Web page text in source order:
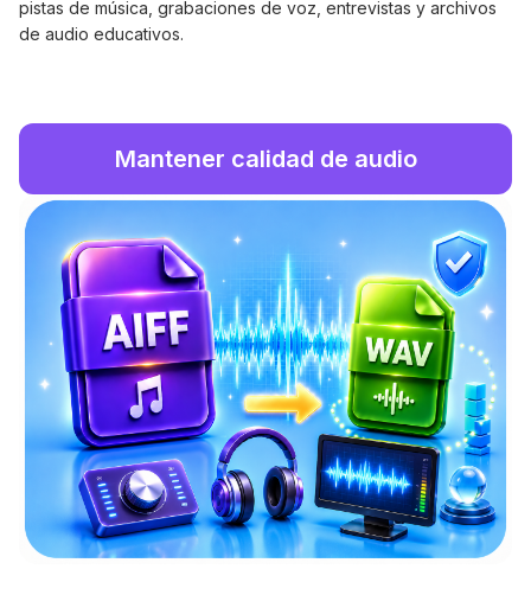
pistas de música, grabaciones de voz, entrevistas y archivos
de audio educativos.
Mantener calidad de audio